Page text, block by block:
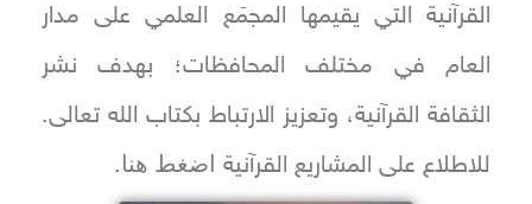
القرآنية التي يقيمها المجمَع العلمي على مدار
العام في مختلف المحافظات؛ بهدف نشر
الثقافة القرآنية، وتعزيز الارتباط بكتاب الله تعالى.
للاطلاع على المشاريع القرآنية اضغط هنا.